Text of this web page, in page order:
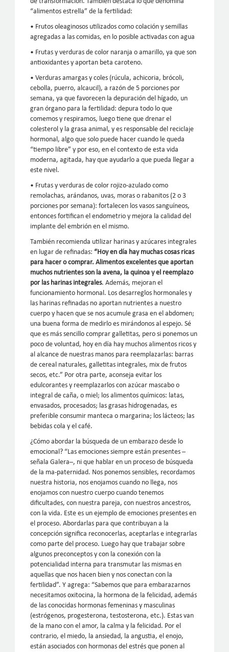
“alimentos estrella” de la fertilidad:
• Frutos oleaginosos utilizados como colación y semillas
agregadas a las comidas, en lo posible activadas con agua
• Frutas y verduras de color naranja o amarillo, ya que son
antioxidantes y aportan beta caroteno.
• Verduras amargas y coles (rúcula, achicoria, brócoli,
cebolla, puerro, alcaucil), a razón de 5 porciones por
semana, ya que favorecen la depuración del hígado, un
gran órgano para la fertilidad: depura todo lo que
comemos y respiramos, luego tiene que drenar el
colesterol y la grasa animal, y es responsable del reciclaje
hormonal, algo que solo puede hacer cuando le queda
“tiempo libre” y por eso, en el contexto de esta vida
moderna, agitada, hay que ayudarlo a que pueda llegar a
este nivel.
• Frutas y verduras de color rojizo-azulado como
remolachas, arándanos, uvas, moras o rabanitos (2 o 3
porciones por semana): fortalecen los vasos sanguíneos,
entonces fortifican el endometrio y mejora la calidad del
implante del embrión en el mismo.
También recomienda utilizar harinas y azúcares integrales
en lugar de refinadas: “Hoy en día hay muchas cosas ricas
para hacer o comprar. Alimentos excelentes que aportan
muchos nutrientes son la avena, la quinoa y el reemplazo
por las harinas integrales. Además, mejoran el
funcionamiento hormonal. Los desarreglos hormonales y
las harinas refinadas no aportan nutrientes a nuestro
cuerpo y hacen que se nos acumule grasa en el abdomen;
una buena forma de medirlo es mirándonos al espejo. Sé
que es más sencillo comprar galletitas, pero si ponemos un
poco de voluntad, hoy en día hay muchos alimentos ricos y
al alcance de nuestras manos para reemplazarlas: barras
de cereal naturales, galletitas integrales, mix de frutos
secos, etc.” Por otra parte, aconseja evitar los
edulcorantes y reemplazarlos con azúcar mascabo o
integral de caña, o miel; los alimentos químicos: latas,
envasados, procesados; las grasas hidrogenadas, es
preferible consumir manteca o margarina; los lácteos; las
bebidas cola y el café.
¿Cómo abordar la búsqueda de un embarazo desde lo
emocional? “Las emociones siempre están presentes –
señala Galera–, ni que hablar en un proceso de búsqueda
de la ma-paternidad. Nos ponemos sensibles, recordamos
nuestra historia, nos enojamos cuando no llega, nos
enojamos con nuestro cuerpo cuando tenemos
dificultades, con nuestra pareja, con nuestros ancestros,
con la vida. Este es un ejemplo de emociones presentes en
el proceso. Abordarlas para que contribuyan a la
concepción significa reconocerlas, aceptarlas e integrarlas
como parte del proceso. Luego hay que trabajar sobre
algunos preconceptos y con la conexión con la
potencialidad interna para transmutar las mismas en
aquellas que nos hacen bien y nos conectan con la
fertilidad”. Y agrega: “Sabemos que para embarazarnos
necesitamos oxitocina, la hormona de la felicidad, además
de las conocidas hormonas femeninas y masculinas
(estrógenos, progesterona, testosterona, etc.). Estas van
de la mano con el amor, la calma y la felicidad. Por el
contrario, el miedo, la ansiedad, la angustia, el enojo,
están asociados con hormonas del estrés que ponen al